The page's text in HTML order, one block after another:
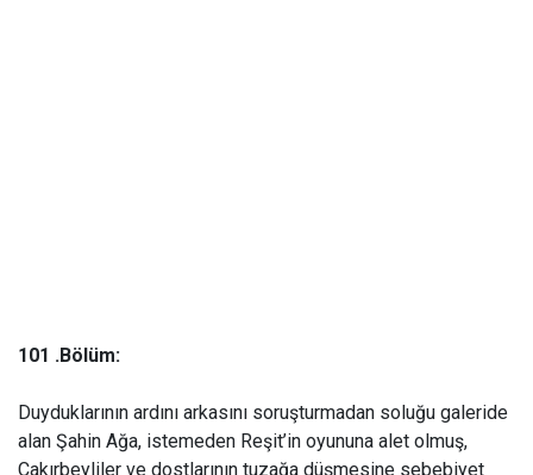
101 .Bölüm:
Duyduklarının ardını arkasını soruşturmadan soluğu galeride
alan Şahin Ağa, istemeden Reşit’in oyununa alet olmuş,
Çakırbeyliler ve dostlarının tuzağa düşmesine sebebiyet